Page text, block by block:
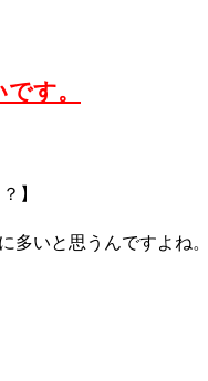
す。
】
多いと思うんですよね。